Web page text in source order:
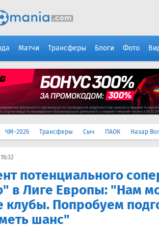
Матчи Трансферы Блоги Фото
ЧМ-2026 Трансферы Сыч ПАОК Назар
потенциального
в Лиге Европы: "Нам
клубы. Попробуем
шанс"